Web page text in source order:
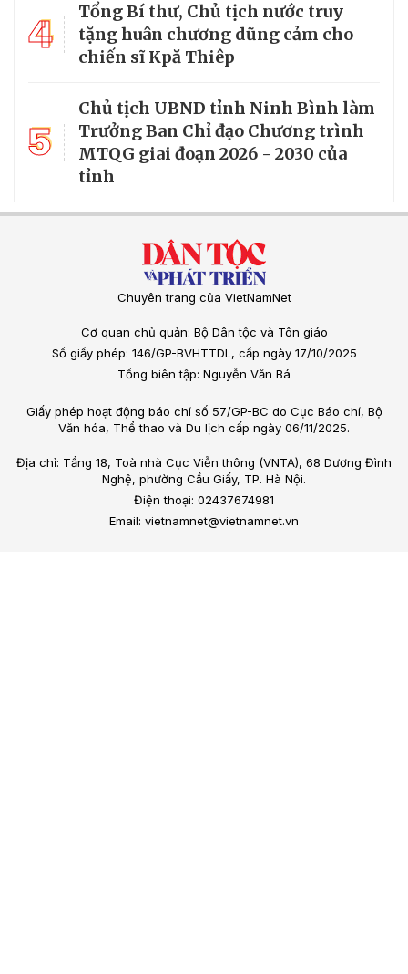
4
Tổng Bí thư, Chủ tịch nước truy
tặng huân chương dũng cảm cho
chiến sĩ Kpă Thiêp
5
Chủ tịch UBND tỉnh Ninh Bình làm
Trưởng Ban Chỉ đạo Chương trình
MTQG giai đoạn 2026 - 2030 của
tỉnh
Chuyên trang của VietNamNet
Cơ quan chủ quản: Bộ Dân tộc và Tôn giáo
Số giấy phép: 146/GP-BVHTTDL, cấp ngày 17/10/2025
Tổng biên tập: Nguyễn Văn Bá
Giấy phép hoạt động báo chí số 57/GP-BC do Cục Báo chí, Bộ
Văn hóa, Thể thao và Du lịch cấp ngày 06/11/2025.
Địa chỉ: Tầng 18, Toà nhà Cục Viễn thông (VNTA), 68 Dương Đình
Nghệ, phường Cầu Giấy, TP. Hà Nội.
Điện thoại: 02437674981
Email: vietnamnet@vietnamnet.vn